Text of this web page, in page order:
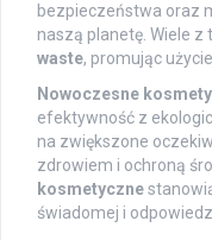
bezpieczeństwa oraz
naszą planetę. Wiele
waste, promując
Nowoczesne
efektywność z
na zwiększone
zdrowiem i ochroną
kosmetyczne
świadomej i